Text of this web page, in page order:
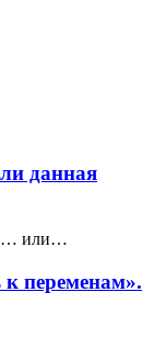
данная
… или…
к переменам».